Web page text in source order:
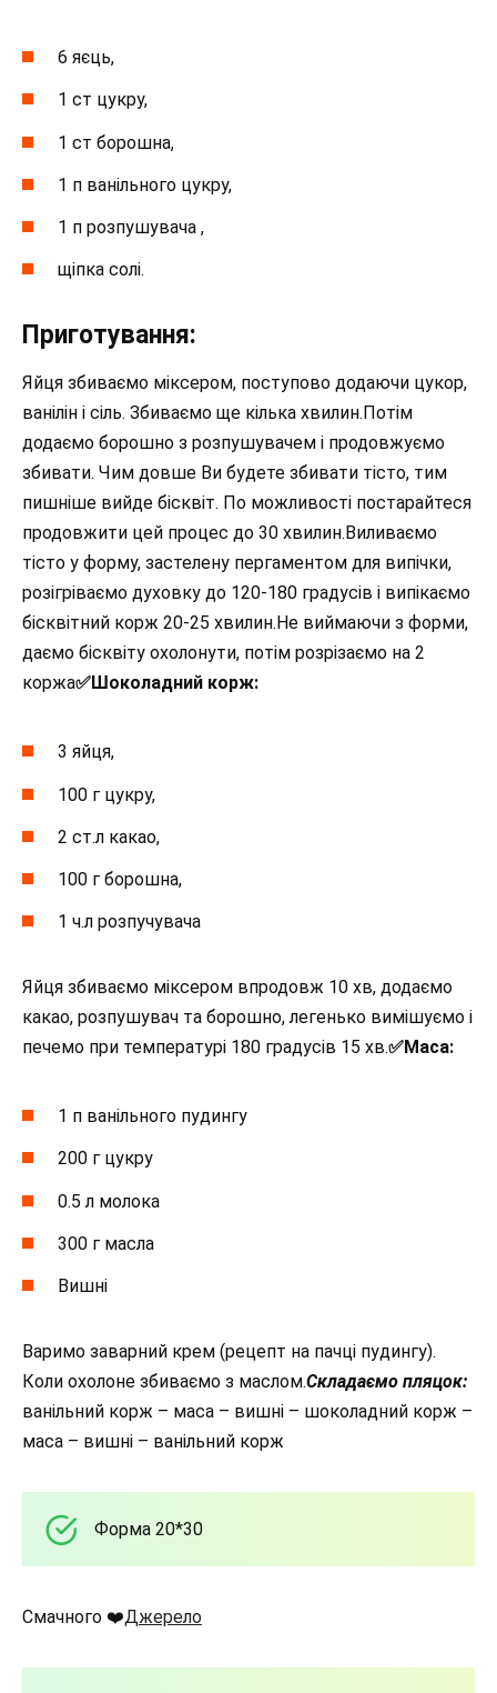
6 яєць,
1 ст цукру,
1 ст борошна,
1 п ванільного цукру,
1 п розпушувача ,
щіпка солі.
Приготування:
Яйця збиваємо міксером, поступово додаючи цукор,
ванілін і сіль. Збиваємо ще кілька хвилин.Потім
додаємо борошно з розпушувачем і продовжуємо
збивати. Чим довше Ви будете збивати тісто, тим
пишніше вийде бісквіт. По можливості постарайтеся
продовжити цей процес до 30 хвилин.Виливаємо
тісто у форму, застелену пергаментом для випічки,
розігріваємо духовку до 120-180 градусів і випікаємо
бісквітний корж 20-25 хвилин.Не виймаючи з форми,
даємо бісквіту охолонути, потім розрізаємо на 2
коржа✅Шоколадний корж:
3 яйця,
100 г цукру,
2 ст.л какао,
100 г борошна,
1 ч.л розпучувача
Яйця збиваємо міксером впродовж 10 хв, додаємо
какао, розпушувач та борошно, легенько вимішуємо і
печемо при температурі 180 градусів 15 хв.✅Маса:
1 п ванільного пудингу
200 г цукру
0.5 л молока
300 г масла
Вишні
Варимо заварний крем (рецепт на пачці пудингу).
Коли охолоне збиваємо з маслом.Складаємо пляцок:
ванільний корж – маса – вишні – шоколадний корж –
маса – вишні – ванільний корж
Форма 20*30
Смачного ❤️Джерело